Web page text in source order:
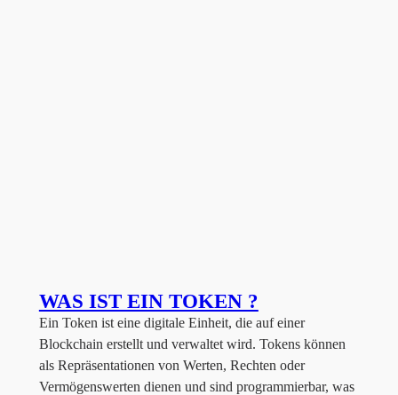
WAS IST EIN TOKEN ?
Ein Token ist eine digitale Einheit, die auf einer
Blockchain erstellt und verwaltet wird. Tokens können
als Repräsentationen von Werten, Rechten oder
Vermögenswerten dienen und sind programmierbar, was